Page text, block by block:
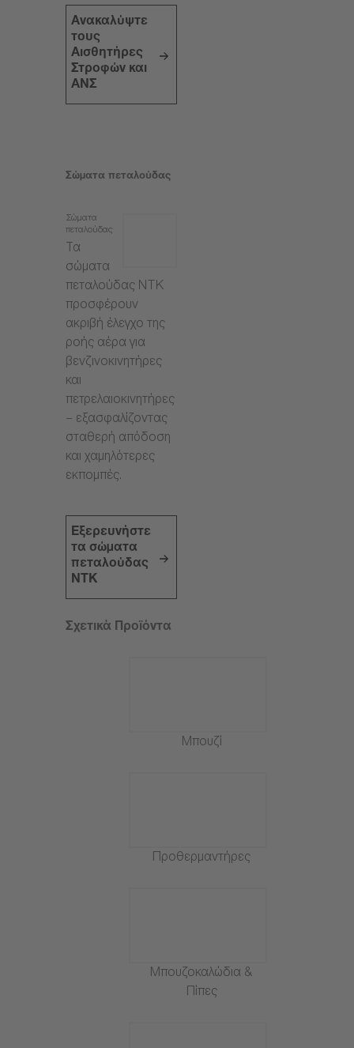
Ανακαλύψτε
τους
Αισθητήρες
Στροφών και
ΑΝΣ
Σώματα πεταλούδας
Σώματα
πεταλούδας
Τα
σώματα
πεταλούδας NTK
προσφέρουν
ακριβή έλεγχο της
ροής αέρα για
βενζινοκινητήρες
και
πετρελαιοκινητήρες
– εξασφαλίζοντας
σταθερή απόδοση
και χαμηλότερες
εκπομπές.
Εξερευνήστε
τα σώματα
πεταλούδας
NTK
Σχετικά Προϊόντα
Μπουζί
Προθερμαντήρες
Μπουζοκαλώδια &
Πίπες